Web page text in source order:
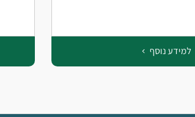
למידע נוסף